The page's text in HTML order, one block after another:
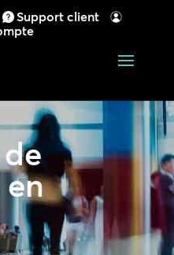
Support client
en